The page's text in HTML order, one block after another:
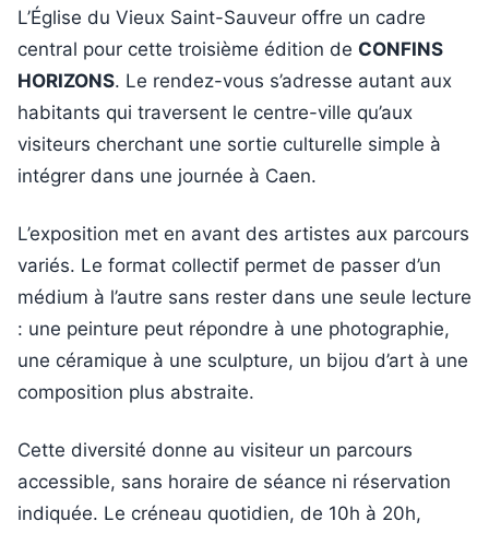
L’Église du Vieux Saint-Sauveur offre un cadre
central pour cette troisième édition de CONFINS
HORIZONS. Le rendez-vous s’adresse autant aux
habitants qui traversent le centre-ville qu’aux
visiteurs cherchant une sortie culturelle simple à
intégrer dans une journée à Caen.
L’exposition met en avant des artistes aux parcours
variés. Le format collectif permet de passer d’un
médium à l’autre sans rester dans une seule lecture
: une peinture peut répondre à une photographie,
une céramique à une sculpture, un bijou d’art à une
composition plus abstraite.
Cette diversité donne au visiteur un parcours
accessible, sans horaire de séance ni réservation
indiquée. Le créneau quotidien, de 10h à 20h,